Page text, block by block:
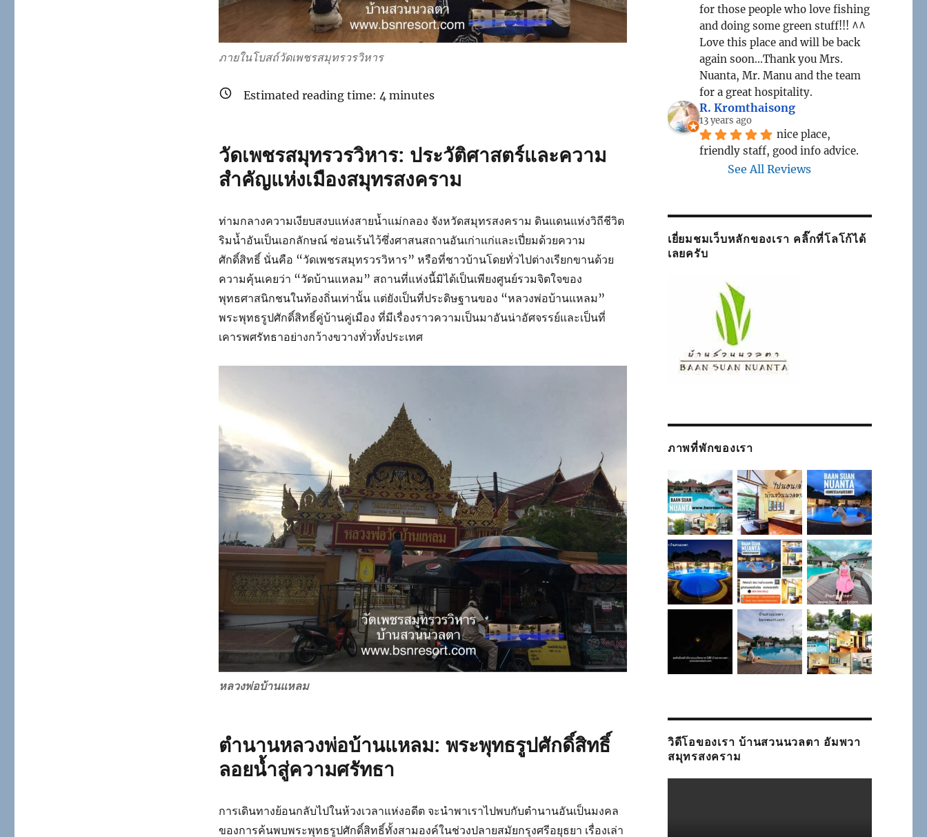
ภายในโบสถ์วัดเพชรสมุทรวรวิหาร
Estimated reading time: 4 minutes
วัดเพชรสมุทรวรวิหาร: ประวัติศาสตร์และความ
สำคัญแห่งเมืองสมุทรสงคราม
ท่ามกลางความเงียบสงบแห่งสายน้ำแม่กลอง จังหวัดสมุทรสงคราม ดินแดนแห่งวิถีชีวิต
ริมน้ำอันเป็นเอกลักษณ์ ซ่อนเร้นไว้ซึ่งศาสนสถานอันเก่าแก่และเปี่ยมด้วยความ
ศักดิ์สิทธิ์ นั่นคือ “วัดเพชรสมุทรวรวิหาร” หรือที่ชาวบ้านโดยทั่วไปต่างเรียกขานด้วย
ความคุ้นเคยว่า “วัดบ้านแหลม” สถานที่แห่งนี้มิได้เป็นเพียงศูนย์รวมจิตใจของ
พุทธศาสนิกชนในท้องถิ่นเท่านั้น แต่ยังเป็นที่ประดิษฐานของ “หลวงพ่อบ้านแหลม”
พระพุทธรูปศักดิ์สิทธิ์คู่บ้านคู่เมือง ที่มีเรื่องราวความเป็นมาอันน่าอัศจรรย์และเป็นที่
เคารพศรัทธาอย่างกว้างขวางทั่วทั้งประเทศ
หลวงพ่อบ้านแหลม
ตำนานหลวงพ่อบ้านแหลม: พระพุทธรูปศักดิ์สิทธิ์
ลอยน้ำสู่ความศรัทธา
การเดินทางย้อนกลับไปในห้วงเวลาแห่งอดีต จะนำพาเราไปพบกับตำนานอันเป็นมงคล
ของการค้นพบพระพุทธรูปศักดิ์สิทธิ์ทั้งสามองค์ในช่วงปลายสมัยกรุงศรีอยุธยา เรื่องเล่า
for those people who love fishing
and doing some green stuff!!! ^^
Love this place and will be back
again soon...Thank you Mrs.
Nuanta, Mr. Manu and the team
for a great hospitality.
R. Kromthaisong
13 years ago
nice place,
friendly staff, good info advice.
See All Reviews
เยี่ยมชมเว็บหลักของเรา คลิ๊กที่โลโก้ได้
เลยครับ
ภาพที่พักของเรา
วิดีโอของเรา บ้านสวนนวลตา อัมพวา
สมุทรสงคราม